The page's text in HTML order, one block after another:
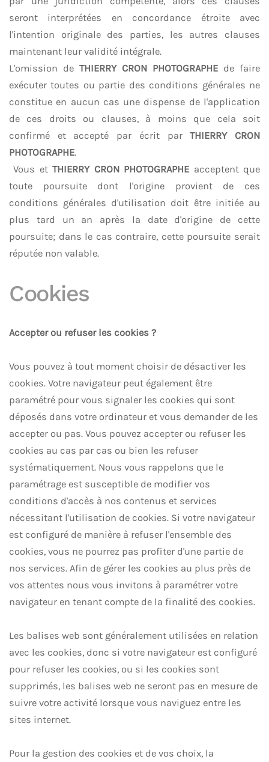
seront interprétées en concordance étroite avec
l'intention originale des parties, les autres clauses
maintenant leur validité intégrale.
L'omission de THIERRY CRON PHOTOGRAPHE de faire
exécuter toutes ou partie des conditions générales ne
constitue en aucun cas une dispense de l'application
de ces droits ou clauses, à moins que cela soit
confirmé et accepté par écrit parTHIERRY CRON
PHOTOGRAPHE.
Vous etTHIERRY CRON PHOTOGRAPHE acceptent que
toute poursuite dont l'origine provient de ces
conditions générales d'utilisation doit être initiée au
plus tard un an après la date d'origine de cette
poursuite; dans le cas contraire, cette poursuite serait
réputée non valable.
Cookies
Accepter ou refuser les cookies ?
Vous pouvez à tout moment choisir de désactiver les
cookies. Votre navigateur peut également être
paramétré pour vous signaler les cookies qui sont
déposés dans votre ordinateur et vous demander de les
accepter ou pas. Vous pouvez accepter ou refuser les
cookies au cas par cas ou bien les refuser
systématiquement. Nous vous rappelons que le
paramétrage est susceptible de modifier vos
conditions d'accès à nos contenus et services
nécessitant l'utilisation de cookies. Si votre navigateur
est configuré de manière à refuser l'ensemble des
cookies, vous ne pourrez pas profiter d'une partie de
nos services. Afin de gérer les cookies au plus près de
vos attentes nous vous invitons à paramétrer votre
navigateur en tenant compte de la finalité des cookies.
Les balises web sont généralement utilisées en relation
avec les cookies, donc si votre navigateur est configuré
pour refuser les cookies, ou si les cookies sont
supprimés, les balises web ne seront pas en mesure de
suivre votre activité lorsque vous naviguez entre les
sites internet.
Pour la gestion des cookies et de vos choix, la